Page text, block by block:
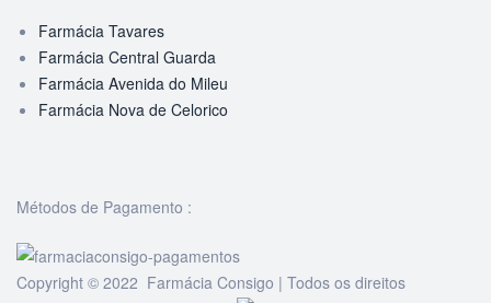
Farmácia Tavares
Farmácia Central Guarda
Farmácia Avenida do Mileu
Farmácia Nova de Celorico
Métodos de Pagamento :
Copyright © 2022 Farmácia Consigo | Todos os direitos